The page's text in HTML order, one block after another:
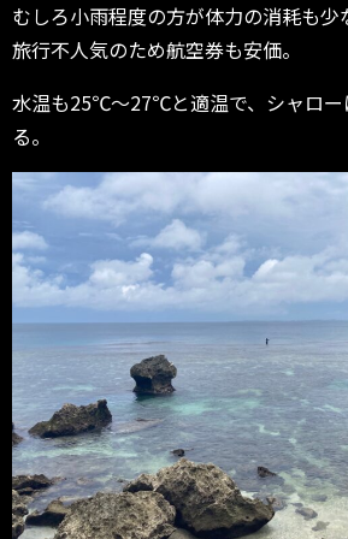
むしろ小雨程度の方が体力の消耗も
旅行不人気のため航空券も安価。
水温も25℃～27℃と適温で、シャロー
る。